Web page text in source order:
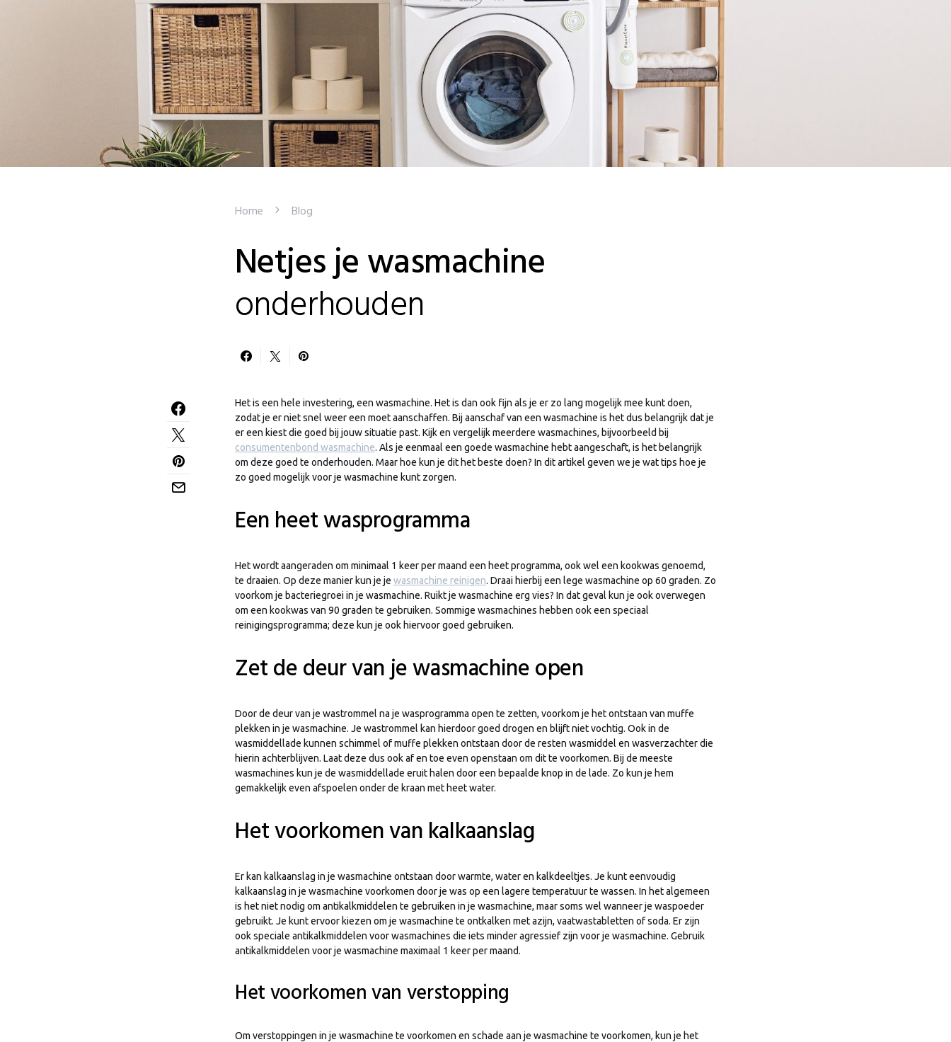
Home Blog
Netjes je wasmachine
onderhouden
Het is een hele investering, een wasmachine. Het is dan ook fijn als je er zo lang mogelijk mee kunt doen,
zodat je er niet snel weer een moet aanschaffen. Bij aanschaf van een wasmachine is het dus belangrijk dat je
er een kiest die goed bij jouw situatie past. Kijk en vergelijk meerdere wasmachines, bijvoorbeeld bij
consumentenbond wasmachine. Als je eenmaal een goede wasmachine hebt aangeschaft, is het belangrijk
om deze goed te onderhouden. Maar hoe kun je dit het beste doen? In dit artikel geven we je wat tips hoe je
zo goed mogelijk voor je wasmachine kunt zorgen.
Een heet wasprogramma
Het wordt aangeraden om minimaal 1 keer per maand een heet programma, ook wel een kookwas genoemd,
te draaien. Op deze manier kun je je wasmachine reinigen. Draai hierbij een lege wasmachine op 60 graden. Zo
voorkom je bacteriegroei in je wasmachine. Ruikt je wasmachine erg vies? In dat geval kun je ook overwegen
om een kookwas van 90 graden te gebruiken. Sommige wasmachines hebben ook een speciaal
reinigingsprogramma; deze kun je ook hiervoor goed gebruiken.
Zet de deur van je wasmachine open
Door de deur van je wastrommel na je wasprogramma open te zetten, voorkom je het ontstaan van muffe
plekken in je wasmachine. Je wastrommel kan hierdoor goed drogen en blijft niet vochtig. Ook in de
wasmiddellade kunnen schimmel of muffe plekken ontstaan door de resten wasmiddel en wasverzachter die
hierin achterblijven. Laat deze dus ook af en toe even openstaan om dit te voorkomen. Bij de meeste
wasmachines kun je de wasmiddellade eruit halen door een bepaalde knop in de lade. Zo kun je hem
gemakkelijk even afspoelen onder de kraan met heet water.
Het voorkomen van kalkaanslag
Er kan kalkaanslag in je wasmachine ontstaan door warmte, water en kalkdeeltjes. Je kunt eenvoudig
kalkaanslag in je wasmachine voorkomen door je was op een lagere temperatuur te wassen. In het algemeen
is het niet nodig om antikalkmiddelen te gebruiken in je wasmachine, maar soms wel wanneer je waspoeder
gebruikt. Je kunt ervoor kiezen om je wasmachine te ontkalken met azijn, vaatwastabletten of soda. Er zijn
ook speciale antikalkmiddelen voor wasmachines die iets minder agressief zijn voor je wasmachine. Gebruik
antikalkmiddelen voor je wasmachine maximaal 1 keer per maand.
Het voorkomen van verstopping
Om verstoppingen in je wasmachine te voorkomen en schade aan je wasmachine te voorkomen, kun je het